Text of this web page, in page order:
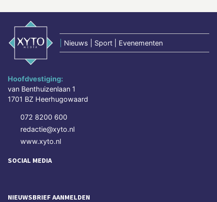
Nieuws | Sport | Evenementen
Hoofdvestiging:
van Benthuizenlaan 1
1701 BZ Heerhugowaard
072 8200 600
redactie@xyto.nl
www.xyto.nl
SOCIAL MEDIA
NIEUWSBRIEF AANMELDEN